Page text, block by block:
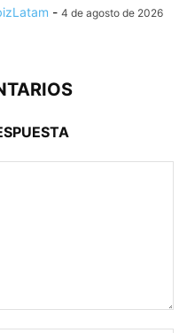
- 4 de agosto de 2026